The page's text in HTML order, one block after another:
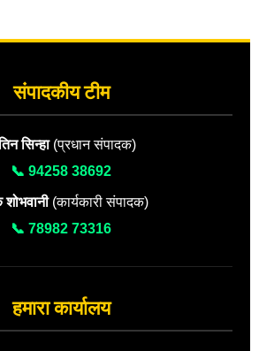
संपादकीय टीम
सिन्हा(प्रधान संपादक)
📞 94258 38692
शोभवानी(कार्यकारी संपादक)
📞 78982 73316
हमारा कार्यालय